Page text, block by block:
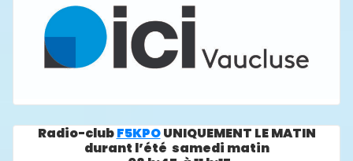
Radio-clubF5KPOUNIQUEMENT LE MATIN
durant l’été samedi matin